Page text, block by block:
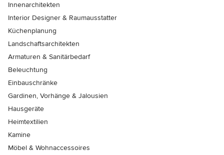
Innenarchitekten
Interior Designer & Raumausstatter
Küchenplanung
Landschaftsarchitekten
Armaturen & Sanitärbedarf
Beleuchtung
Einbauschränke
Gardinen, Vorhänge & Jalousien
Hausgeräte
Heimtextilien
Kamine
Möbel & Wohnaccessoires